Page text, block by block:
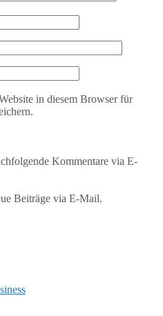
in diesem Browser für
Kommentare via E-
Beiträge via E-Mail.